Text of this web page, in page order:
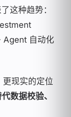
这种趋势：
Agent 自动化
更现实的定位
数据校验、